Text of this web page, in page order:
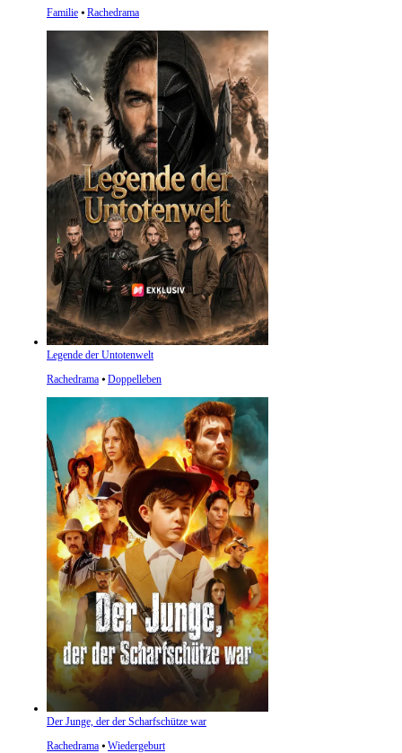
Familie ⦁ Rachedrama
Legende der Untotenwelt
Rachedrama ⦁ Doppelleben
Der Junge, der der Scharfschütze war
Rachedrama ⦁ Wiedergeburt